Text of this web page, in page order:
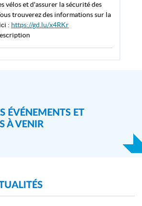
vélos et d'assurer la sécurité des
trouverez des informations sur la
: https://gd.lu/x4RKr
aus dem Precoce an de Cyclen 1-4
31. Juli 2026 och
op spilleresch Aart a Weis méi no
Exercicer nokucken a mathëllefen,
vun der Police klammen. - 🇫🇷
ÉVÉNEMENTS ET
À VENIR